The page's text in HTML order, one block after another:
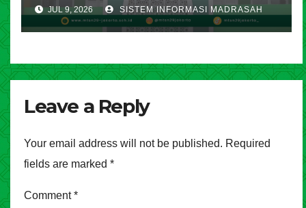
JUL 9, 2026 SISTEM INFORMASI MADRASAH
Leave a Reply
Your email address will not be published. Required
fields are marked *
Comment*